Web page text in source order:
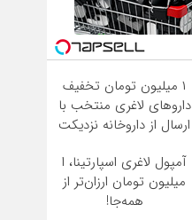
۱ میلیون تومان تخفیف
داروهای لاغری منتخب با
ارسال از داروخانه نزدیکت
آمپول لاغری اسپارتینا، ا
میلیون تومان ارزان‌تر از
همه‌جا!